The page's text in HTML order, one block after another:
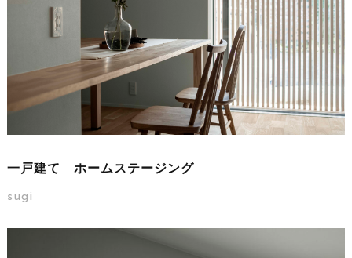
一戸建て ホームステージング
sugi